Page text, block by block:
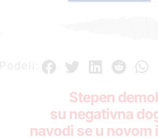
Podeli:
Stepen
su negativna
navodi se u novom